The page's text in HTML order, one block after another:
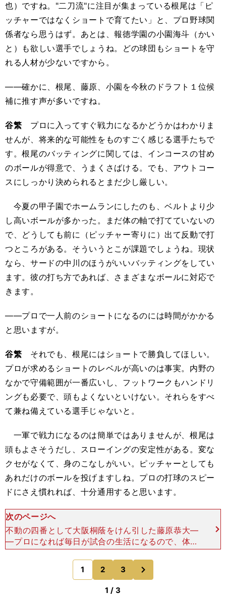
也）ですね。"二刀流"に注目が集まっている根尾は「ピ
ッチャーではなくショートで育てたい」と、プロ野球関
係者なら思うはず。あとは、報徳学園の小園海斗（かい
と）も欲しい選手でしょうね。どの球団もショートを守
れる人材が少ないですから。
――確かに、根尾、藤原、小園を今秋のドラフト１位候
補に推す声が多いですね。
谷繁 プロに入ってすぐ戦力になるかどうかはわかりま
せんが、将来的な可能性をものすごく感じる選手たちで
す。根尾のバッティングに関しては、インコースの甘め
のボールが得意で、うまくさばける。でも、アウトコー
スにしっかり決められるとまだ少し厳しい。
今夏の甲子園でホームランにしたのも、ベルトより少
し高いボールが多かった。まだ体の軸で打てていないの
で、どうしても前に（ピッチャー寄りに）出て反動で打
つところがある。そういうとこが課題でしょうね。現状
なら、サードの中川のほうがいいバッティングをしてい
ます。彼の打ち方であれば、さまざまなボールに対応で
きます。
――プロで一人前のショートになるのには時間がかかる
と思いますが。
谷繁 それでも、根尾にはショートで勝負してほしい。
プロが求めるショートのレベルが高いのは事実。内野の
なかで守備範囲が一番広いし、フットワークもハンドリ
ングも必要で、頭もよくないといけない。それらをすべ
て兼ね備えている選手じゃないと。
一軍で戦力になるのは簡単ではありませんが、根尾は
頭もよさそうだし、スローイングの安定性がある。変な
クセがなくて、身のこなしがいい。ピッチャーとしても
あれだけのボールを投げますしね。プロの打球のスピー
ドにさえ慣れれば、十分通用すると思います。
次のページへ
不動の四番として大阪桐蔭をけん引した藤原恭大―
―プロになれば毎日が試合の生活になるので、体力
も必要ですね。谷繁 プロの選手は１年間ずっと試
合に出続けなきゃいけないので、もちろん体力がな
いともたない。
1 2 3
1 / 3